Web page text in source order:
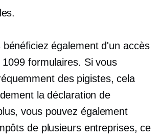
bénéficiez également d'un accès
1099 formulaires. Si vous
des pigistes, cela
la déclaration de
vous pouvez également
de plusieurs entreprises, ce